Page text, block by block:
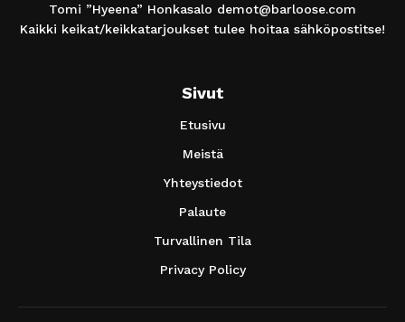
Tomi ”Hyeena” Honkasalo demot@barloose.com
Kaikki keikat/keikkatarjoukset tulee hoitaa sähköpostitse!
Sivut
Etusivu
Meistä
Yhteystiedot
Palaute
Turvallinen Tila
Privacy Policy